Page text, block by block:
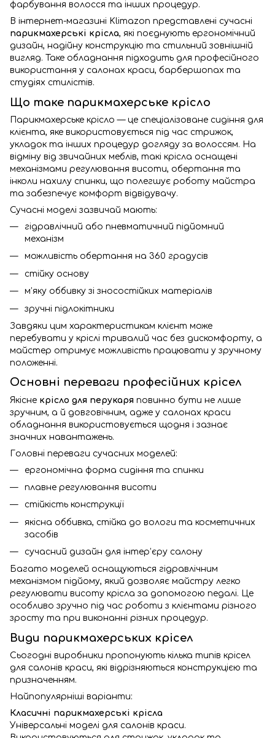
фарбування волосся та інших процедур.
В інтернет-магазині Klimazon представлені сучасні
парикмахерські крісла, які поєднують ергономічний
дизайн, надійну конструкцію та стильний зовнішній
вигляд. Таке обладнання підходить для професійного
використання у салонах краси, барбершопах та
студіях стилістів.
Що таке парикмахерське крісло
Парикмахерське крісло — це спеціалізоване сидіння для
клієнта, яке використовується під час стрижок,
укладок та інших процедур догляду за волоссям. На
відміну від звичайних меблів, такі крісла оснащені
механізмами регулювання висоти, обертання та
інколи нахилу спинки, що полегшує роботу майстра
та забезпечує комфорт відвідувачу.
Сучасні моделі зазвичай мають:
гідравлічний або пневматичний підйомний
механізм
можливість обертання на 360 градусів
стійку основу
м’яку оббивку зі зносостійких матеріалів
зручні підлокітники
Завдяки цим характеристикам клієнт може
перебувати у кріслі тривалий час без дискомфорту, а
майстер отримує можливість працювати у зручному
положенні.
Основні переваги професійних крісел
Якісне крісло для перукаря повинно бути не лише
зручним, а й довговічним, адже у салонах краси
обладнання використовується щодня і зазнає
значних навантажень.
Головні переваги сучасних моделей:
ергономічна форма сидіння та спинки
плавне регулювання висоти
стійкість конструкції
якісна оббивка, стійка до вологи та косметичних
засобів
сучасний дизайн для інтер’єру салону
Багато моделей оснащуються гідравлічним
механізмом підйому, який дозволяє майстру легко
регулювати висоту крісла за допомогою педалі. Це
особливо зручно під час роботи з клієнтами різного
зросту та при виконанні різних процедур.
Види парикмахерських крісел
Сьогодні виробники пропонують кілька типів крісел
для салонів краси, які відрізняються конструкцією та
призначенням.
Найпопулярніші варіанти:
Класичні парикмахерські крісла
Універсальні моделі для салонів краси.